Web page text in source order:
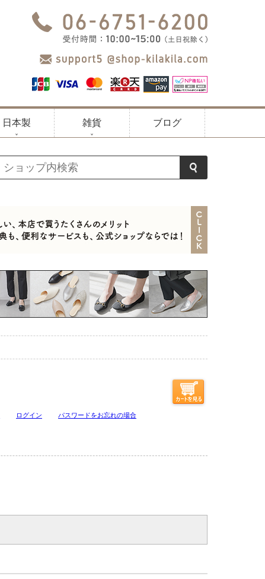
日本製 雑貨 ブログ
ログイン パスワードをお忘れの場合